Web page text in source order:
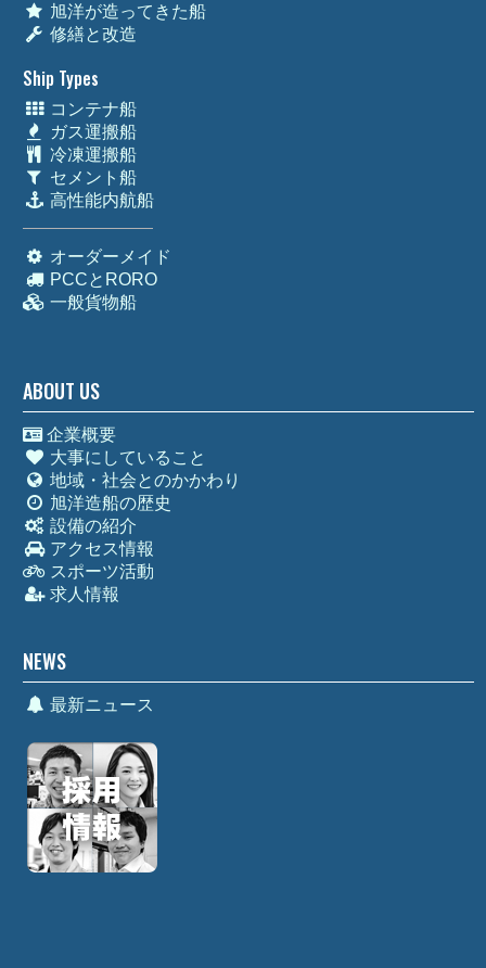
旭洋が造ってきた船
修繕と改造
Ship Types
コンテナ船
ガス運搬船
冷凍運搬船
セメント船
高性能内航船
オーダーメイド
PCCとRORO
一般貨物船
ABOUT US
企業概要
大事にしていること
地域・社会とのかかわり
旭洋造船の歴史
設備の紹介
アクセス情報
スポーツ活動
求人情報
NEWS
最新ニュース